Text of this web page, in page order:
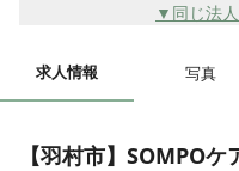
▼同じ法
求人情報 写真
【羽村市】SOMPO